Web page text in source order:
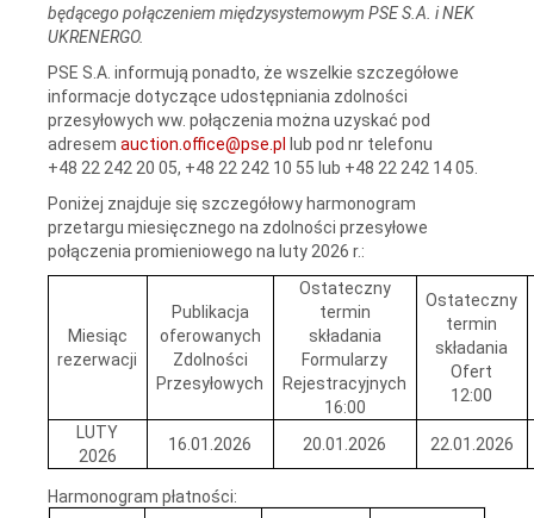
będącego połączeniem międzysystemowym PSE S.A. i NEK
UKRENERGO.
PSE S.A. informują ponadto, że wszelkie szczegółowe
informacje dotyczące udostępniania zdolności
przesyłowych ww. połączenia można uzyskać pod
adresem auction.office@pse.pl
lub pod nr telefonu
+48 22 242 20 05, +48 22 242 10 55 lub +48 22 242 14 05.
Poniżej znajduje się szczegółowy harmonogram
przetargu miesięcznego na zdolności przesyłowe
połączenia promieniowego na luty 2026 r.:
Miesiąc
rezerwacji
Publikacja
oferowanych
Zdolności
Przesyłowych
Ostateczny
termin
składania
Formularzy
Rejestracyjnych
16:00
Ostateczny
termin
składania
Ofert
12:00
LUTY
2026
16.01.2026 20.01.2026 22.01.2026
Harmonogram płatności: